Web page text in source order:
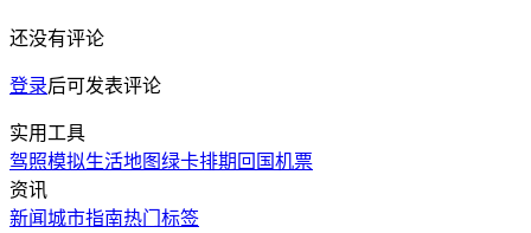
还没有评论
登录后可发表评论
实用工具
驾照模拟生活地图绿卡排期 回国机票
资讯
新闻城市指南热门标签